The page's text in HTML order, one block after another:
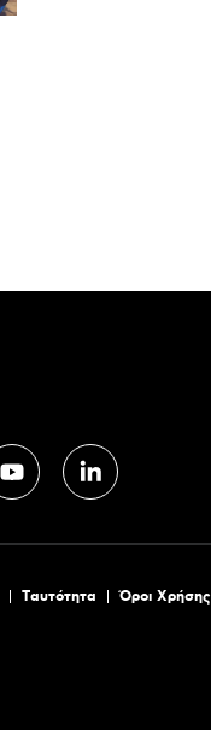
Tαυτότητα Όροι Χρήσης